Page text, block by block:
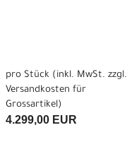
pro Stück (inkl. MwSt. zzgl.
Versandkosten für
Grossartikel)
4.299,00 EUR